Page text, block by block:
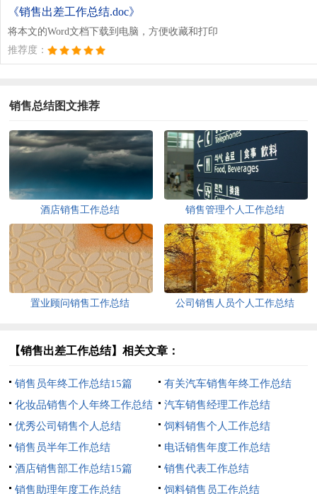
《销售出差工作总结.doc》
将本文的Word文档下载到电脑，方便收藏和打印
推荐度：
销售总结图文推荐
酒店销售工作总结 销售管理个人工作总结
置业顾问销售工作总结 公司销售人员个人工作总结
【销售出差工作总结】相关文章：
销售员年终工作总结15篇
有关汽车销售年终工作总结
化妆品销售个人年终工作总结
汽车销售经理工作总结
优秀公司销售个人总结
饲料销售个人工作总结
销售员半年工作总结
电话销售年度工作总结
酒店销售部工作总结15篇
销售代表工作总结
销售助理年度工作总结
饲料销售员工作总结